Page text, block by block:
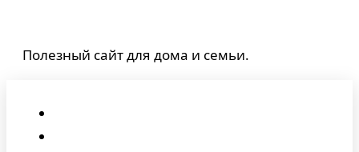
содержимому
Полезный сайт для дома и семьи.